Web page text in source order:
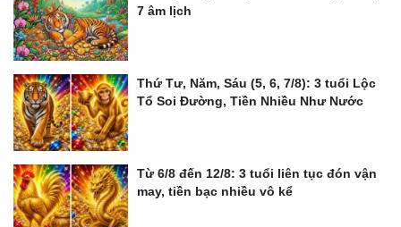
7 âm lịch
Thứ Tư, Năm, Sáu (5, 6, 7/8): 3 tuổi Lộc
Tổ Soi Đường, Tiền Nhiều Như Nước
Từ 6/8 đến 12/8: 3 tuổi liên tục đón vận
may, tiền bạc nhiều vô kể